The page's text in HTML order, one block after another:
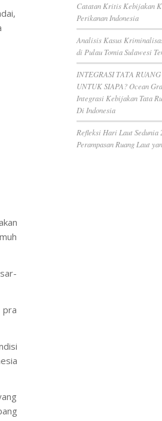
pra
Catatan Kritis Kebijakan
Perikanan Indonesia
Analisis Kasus
di Pulau Tomia Sulawesi
INTEGRASI TATA
UNTUK SIAPA? Ocean
Integrasi Kebijakan Tata
Di Indonesia
Refleksi Hari Laut Sedunia
Perampasan Ruang Laut